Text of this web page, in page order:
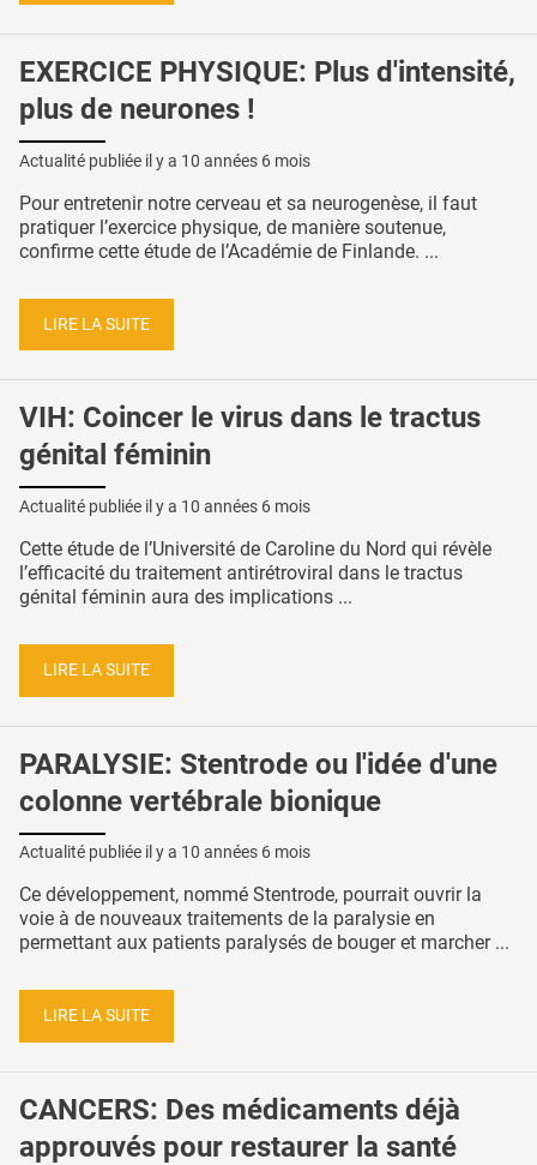
EXERCICE PHYSIQUE: Plus d'intensité,
plus de neurones !
Actualité publiée il y a 10 années 6 mois
Pour entretenir notre cerveau et sa neurogenèse, il faut
pratiquer l’exercice physique, de manière soutenue,
confirme cette étude de l’Académie de Finlande. ...
LIRE LA SUITE
VIH: Coincer le virus dans le tractus
génital féminin
Actualité publiée il y a 10 années 6 mois
Cette étude de l’Université de Caroline du Nord qui révèle
l’efficacité du traitement antirétroviral dans le tractus
génital féminin aura des implications ...
LIRE LA SUITE
PARALYSIE: Stentrode ou l'idée d'une
colonne vertébrale bionique
Actualité publiée il y a 10 années 6 mois
Ce développement, nommé Stentrode, pourrait ouvrir la
voie à de nouveaux traitements de la paralysie en
permettant aux patients paralysés de bouger et marcher ...
LIRE LA SUITE
CANCERS: Des médicaments déjà
approuvés pour restaurer la santé